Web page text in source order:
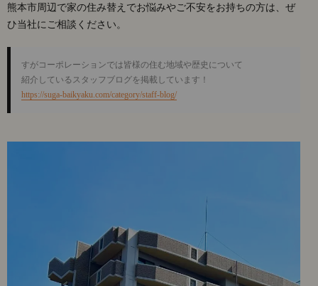
熊本市周辺で家の住み替えでお悩みやご不安をお持ちの方は、ぜ
ひ当社にご相談ください。
すがコーポレーションでは皆様の住む地域や歴史について
https://suga-baikyaku.com/category/staff-blog/